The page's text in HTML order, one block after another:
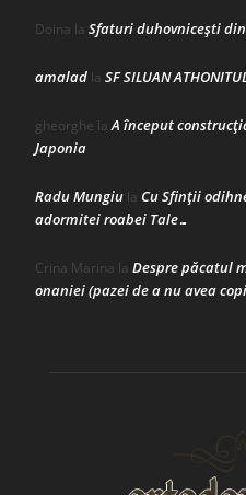
Doina la Sfaturi duhovnicești
amalad la SF SILUAN
gheorghe laA început
Japonia
Radu Mungiu la Cu Sfinții
adormitei roabei Tale…
Crina Marina la Despre păcatul
onaniei (pazei de a nu avea